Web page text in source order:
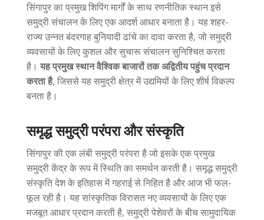
सिंगापुर का प्रमुख शिपिंग मार्गों के साथ रणनीतिक स्थान इसे
समुद्री संचालन के लिए एक आदर्श आधार बनाता है। यह शहर-
राज्य उन्नत बंदरगाह बुनियादी ढांचे का दावा करता है, जो समुद्री
व्यवसायों के लिए कुशल और सुचारू संचालन सुनिश्चित करता
है।यह प्रमुख स्थान वैश्विक बाजारों तक अद्वितीय पहुंच प्रदान
करता है, जिससे यह समुद्री क्षेत्र में उद्यमियों के लिए शीर्ष विकल्प
बनता है।
समृद्ध समुद्री परंपरा और संस्कृति
सिंगापुर की एक लंबी समुद्री परंपरा है जो इसके एक प्रमुख
समुद्री केंद्र के रूप में स्थिति का समर्थन करती है। समृद्ध समुद्री
संस्कृति देश के इतिहास में गहराई से निहित है और आज भी फल-
फूल रही है। यह सांस्कृतिक विरासत नए व्यवसायों के लिए एक
मजबूत आधार प्रदान करती है, समुद्री पेशेवरों के बीच सामुदायिक